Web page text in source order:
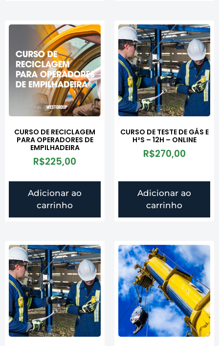
CURSO DE RECICLAGEM
PARA OPERADORES DE
EMPILHADEIRA
R$225,00
Adicionar ao
carrinho
CURSO DE TESTE DE GÁS E
H²S – 12H – ONLINE
R$270,00
Adicionar ao
carrinho